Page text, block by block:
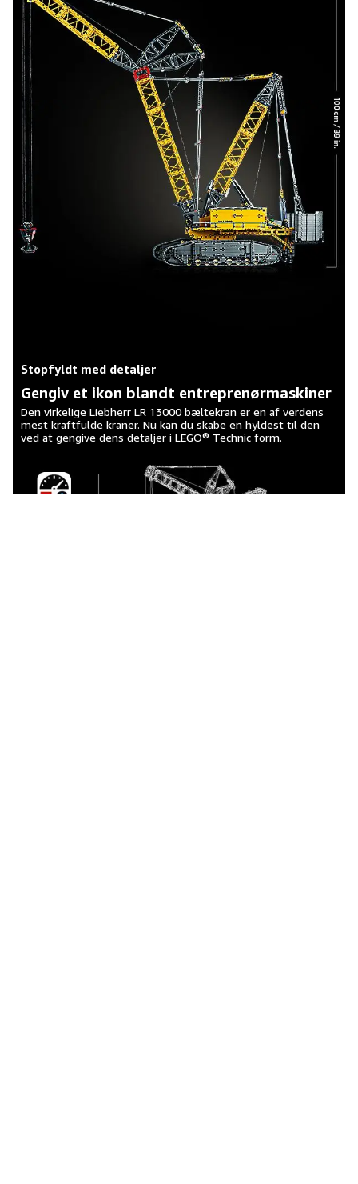
Stopfyldt med detaljer
Gengiv et ikon blandt entreprenørmaskiner
Den virkelige Liebherr LR 13000 bæltekran er en af verdens
mest kraftfulde kraner. Nu kan du skabe en hyldest til den
ved at gengive dens detaljer i LEGO® Technic form.